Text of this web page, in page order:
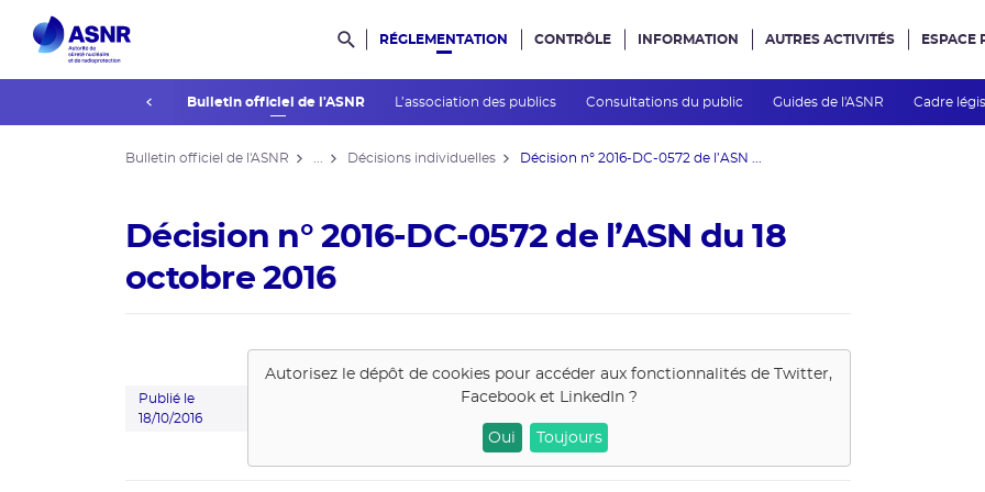
Rechercher dans le site
RÉGLEMENTATION
La réglementation Bulletin officiel de l'ASNR L’association des publics Consultations du public Guides de l'ASNR Cadre
CONTRÔLE INFORMATION AUTRES ACTIVITÉS ESPACE
Bulletin officiel de l'ASNR Décisions individuelles Décision n° 2016-DC-0572 de l’ASN ...
Décision n° 2016-DC-0572 de l’ASN du 18
octobre 2016
Publié le
18/10/2016
Autorisez le dépôt de cookies pour accéder aux fonctionnalités de
Twitter,
Facebook et LinkedIn?
Oui Toujours